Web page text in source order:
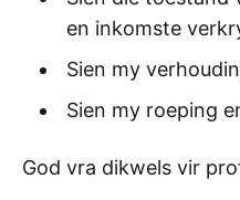
en inkomste
Sien my
Sien my roeping
God vra dikwels vir